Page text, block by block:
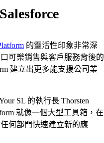
的靈活性印象非常深
可樂銷售與客戶服務背後的
建立出更多能支援公司業
SL 的執行長 Thorsten
就像一個大型工具箱，在
何部門快速建立新的應